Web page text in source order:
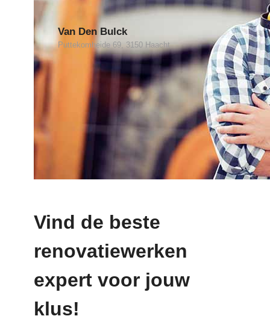
Van Den Bulck
Puttekomheide 69, 3150 Haacht
Vind de beste
renovatiewerken
expert voor jouw
klus!